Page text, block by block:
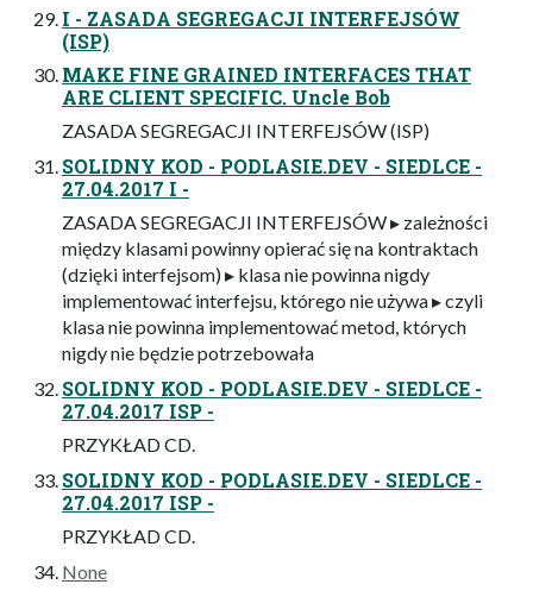
I - ZASADA SEGREGACJI INTERFEJSÓW
(ISP)
MAKE FINE GRAINED INTERFACES THAT
ARE CLIENT SPECIFIC. Uncle Bob
ZASADA SEGREGACJI INTERFEJSÓW (ISP)
SOLIDNY KOD - PODLASIE.DEV - SIEDLCE -
27.04.2017 I -
ZASADA SEGREGACJI INTERFEJSÓW ▸ zależności
między klasami powinny opierać się na kontraktach
(dzięki interfejsom) ▸ klasa nie powinna nigdy
implementować interfejsu, którego nie używa ▸ czyli
klasa nie powinna implementować metod, których
nigdy nie będzie potrzebowała
SOLIDNY KOD - PODLASIE.DEV - SIEDLCE -
27.04.2017 ISP -
PRZYKŁAD CD.
SOLIDNY KOD - PODLASIE.DEV - SIEDLCE -
27.04.2017 ISP -
PRZYKŁAD CD.
None